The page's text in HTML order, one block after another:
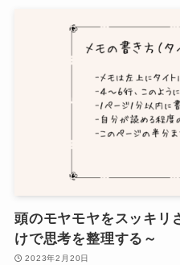
頭のモヤモヤをスッキ
けで思考を整理する～
2023年2月20日